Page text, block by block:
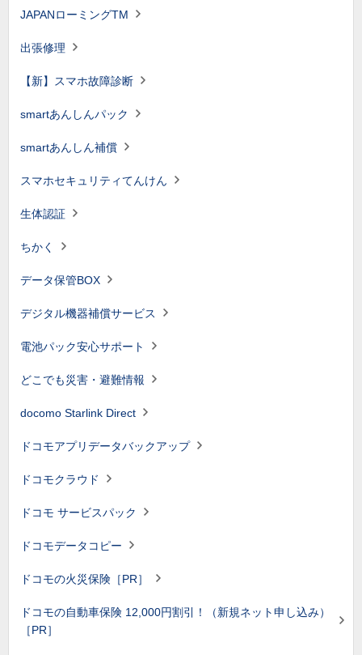
JAPANローミングTM
出張修理
【新】スマホ故障診断
smartあんしんパック
smartあんしん補償
スマホセキュリティてんけん
生体認証
ちかく
データ保管BOX
デジタル機器補償サービス
電池パック安心サポート
どこでも災害・避難情報
docomo Starlink Direct
ドコモアプリデータバックアップ
ドコモクラウド
ドコモ サービスパック
ドコモデータコピー
ドコモの火災保険［PR］
ドコモの自動車保険 12,000円割引！（新規ネット申し込み）
［PR］